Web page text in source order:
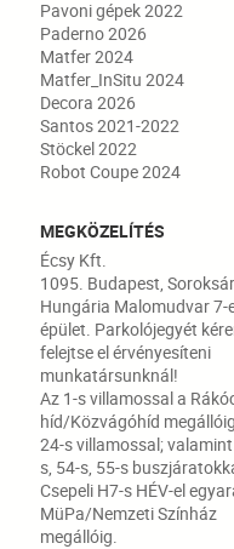
Pavoni gépek 2022
Paderno 2026
Matfer 2024
Matfer_InSitu 2024
Decora 2026
Santos 2021-2022
Stöckel 2022
Robot Coupe 2024
MEGKÖZELÍTÉS
Écsy Kft.
1095. Budapest,
Hungária Malomudvar 7-
épület. Parkolójegyét
felejtse el érvényesíteni
munkatársunknál!
Az 1-s villamossal a
híd/Közvágóhíd
24-s villamossal;
s, 54-s, 55-s
Csepeli H7-s HÉV-el
MüPa/Nemzeti Színház
megállóig.